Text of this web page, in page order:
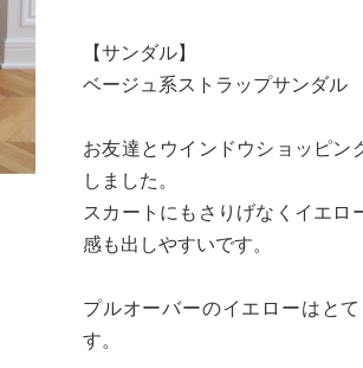
【サンダル】
ベージュ系ストラップサンダル
お友達とウインドウショッピン
しました。
スカートにもさりげなくイエロ
感も出しやすいです。
プルオーバーのイエローはと
す。